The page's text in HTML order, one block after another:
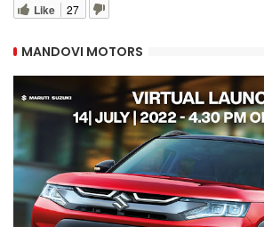
Like 27
MANDOVI MOTORS